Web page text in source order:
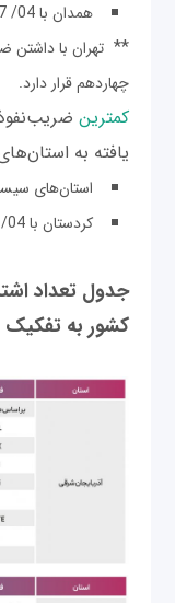
همدان با 04/ 27 درصد
**
چهاردهم قرار دارد.
کمترین
یافته به
استان‌های سیستان
کردستان با 04/ 21 درصد
جدول تعداد
کشور به تفکیک